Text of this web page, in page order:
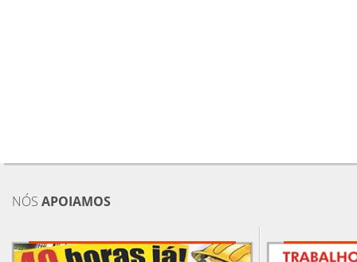
NÓS APOIAMOS